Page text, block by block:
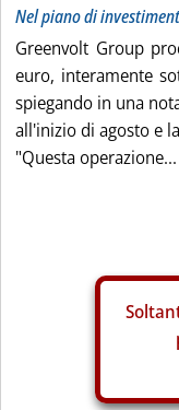
Nel piano di
Greenvolt Group
euro, interamente
spiegando in una
all'inizio di agosto e
"Questa operazione...